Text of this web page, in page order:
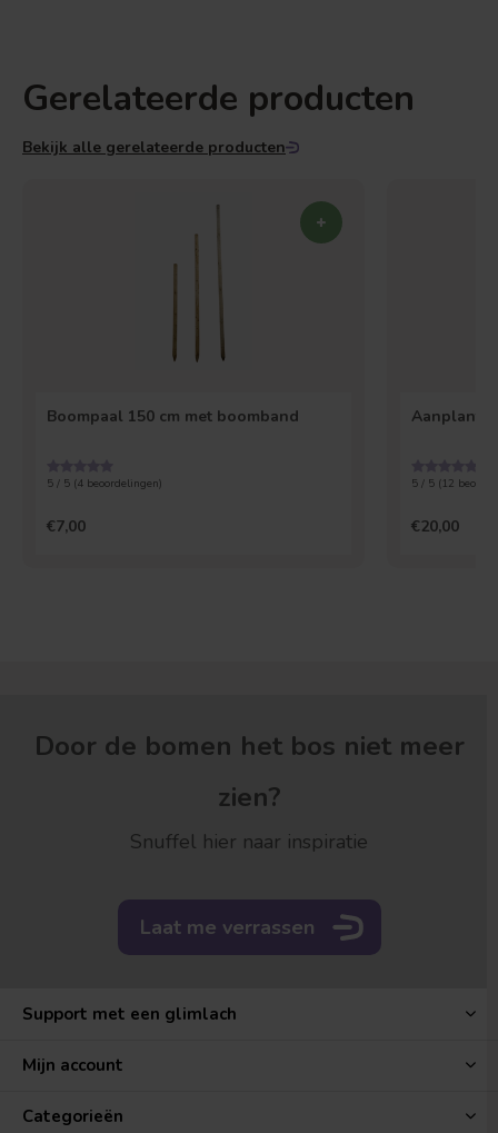
Gerelateerde producten
Bekijk alle gerelateerde producten
Boompaal 150 cm met boomband
5 / 5 (4 beoordelingen)
€7,00
5 / 5 (12
€20,00
Door de bomen het bos niet meer
zien?
Snuffel hier naar inspiratie
Laat me verrassen
Support met een glimlach
Mijn account
Categorieën